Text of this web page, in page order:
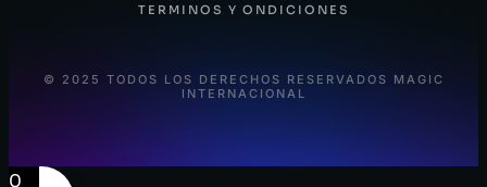
© 2025 TODOS LOS DERECHOS RESERVADOS MAGIC
INTERNACIONAL
TERMINOS Y ONDICIONES
0